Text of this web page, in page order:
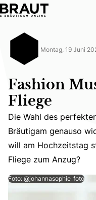
Montag, 19 Juni
Fashion
Fliege
Die Wahl des
Die Wahl des
Bräutigam genauso
will am Hochzeitstag
Fliege zum Anzug?
Foto: @johannasophie_foto